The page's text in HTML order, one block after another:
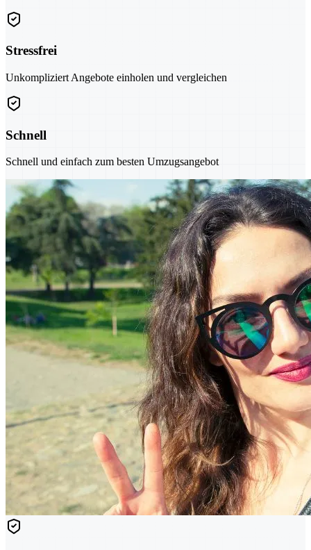
Stressfrei
Unkompliziert Angebote einholen und vergleichen
Schnell
Schnell und einfach zum besten Umzugsangebot